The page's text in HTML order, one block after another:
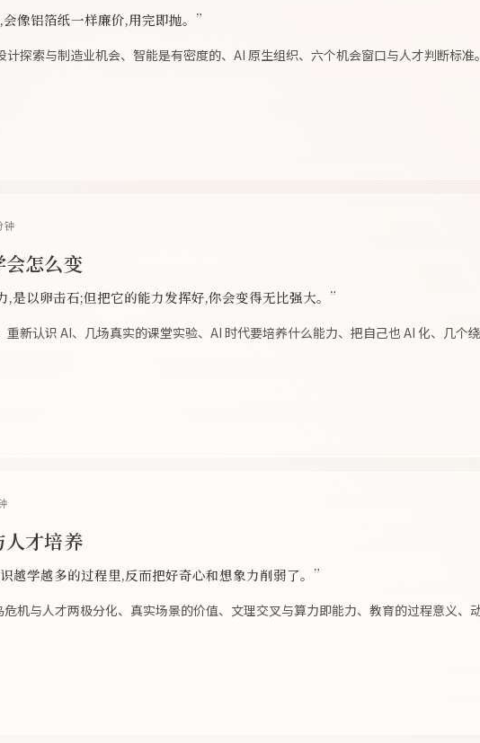
像铝箔纸一样廉价,用完即抛。”
计探索与制造业机会、智能是有密度的、AI 原生组织、六个机会窗口与人才判断标准。
怎么变
,是以卵击石;但把它的能力发挥好,你会变得无比强大。”
重新认识 AI、几场真实的课堂实验、AI 时代要培养什么能力、把自己也 AI 化、几个
才培养
越学越多的过程里,反而把好奇心和想象力削弱了。”
机与人才两极分化、真实场景的价值、文理交叉与算力即能力、教育的过程意义、